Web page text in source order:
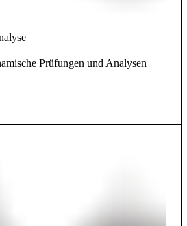
Prüfungen und Analysen